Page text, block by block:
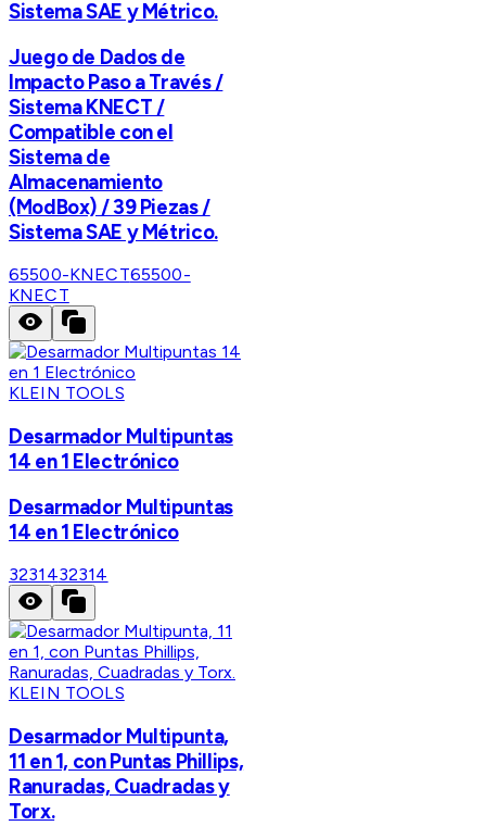
Sistema SAE y Métrico.
Juego de Dados de
Impacto Paso a Través /
Sistema KNECT /
Compatible con el
Sistema de
Almacenamiento
(ModBox) / 39 Piezas /
Sistema SAE y Métrico.
65500-KNECT65500-
KNECT
KLEIN TOOLS
Desarmador Multipuntas
14 en 1 Electrónico
Desarmador Multipuntas
14 en 1 Electrónico
3231432314
KLEIN TOOLS
Desarmador Multipunta,
11 en 1, con Puntas Phillips,
Ranuradas, Cuadradas y
Torx.